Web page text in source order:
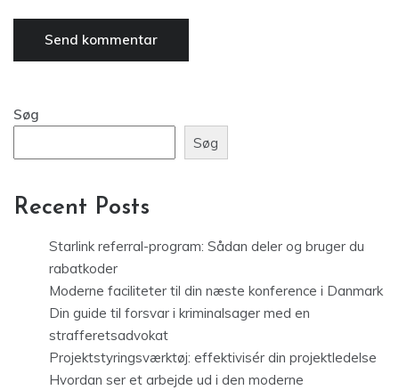
Søg
Søg
Recent Posts
Starlink referral-program: Sådan deler og bruger du
rabatkoder
Moderne faciliteter til din næste konference i Danmark
Din guide til forsvar i kriminalsager med en
strafferetsadvokat
Projektstyringsværktøj: effektivisér din projektledelse
Hvordan ser et arbejde ud i den moderne